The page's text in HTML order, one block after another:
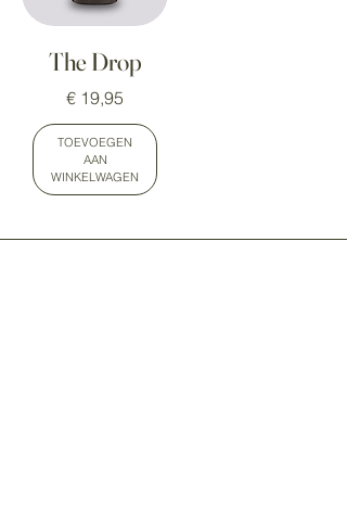
The Drop
Prijs
€ 19,95
TOEVOEGEN
AAN
WINKELWAGEN